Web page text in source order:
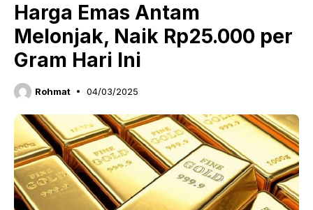
Harga Emas Antam
Melonjak, Naik Rp25.000 per
Gram Hari Ini
Rohmat 04/03/2025